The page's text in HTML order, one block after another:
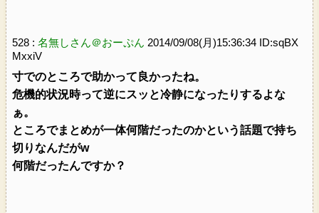
528 : 名無しさん＠おーぷん 2014/09/08(月)15:36:34 ID:sqBX
MxxiV
寸でのところで助かって良かったね。
危機的状況時って逆にスッと冷静になったりするよな
ぁ。
ところでまとめが一体何階だったのかという話題で持ち
切りなんだがw
何階だったんですか？